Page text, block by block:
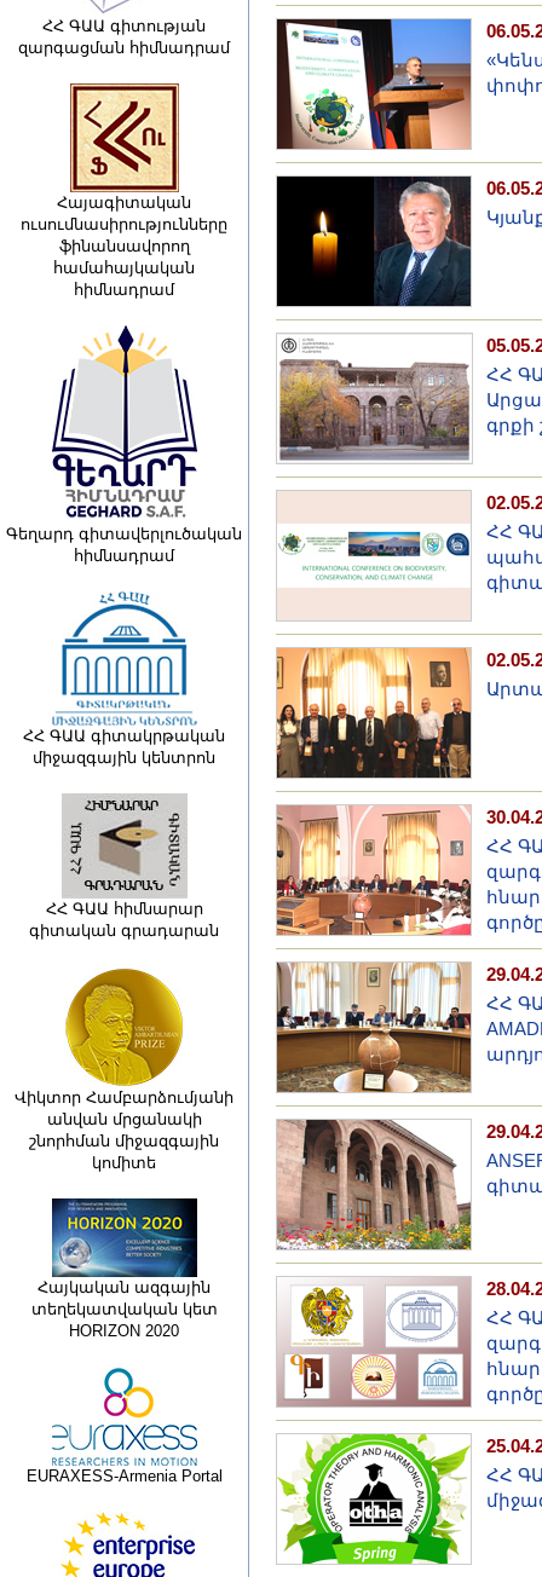
ՀՀ ԳԱԱ գիտության
զարգացման հիմնադրամ
Հայագիտական
ուսումնասիրությունները
ֆինանսավորող
համահայկական
հիմնադրամ
Գեղարդ գիտավերլուծական
հիմնադրամ
ՀՀ ԳԱԱ գիտակրթական
միջազգային կենտրոն
ՀՀ ԳԱԱ հիմնարար
գիտական գրադարան
Վիկտոր Համբարձումյանի
անվան մրցանակի
շնորհման միջազգային
կոմիտե
Հայկական ազգային
տեղեկատվական կետ
HORIZON 2020
EURAXESS-Armenia Portal
ՀՀ
գրքի
ՀՀ
ՀՀ
ՀՀ
ՀՀ
ՀՀ